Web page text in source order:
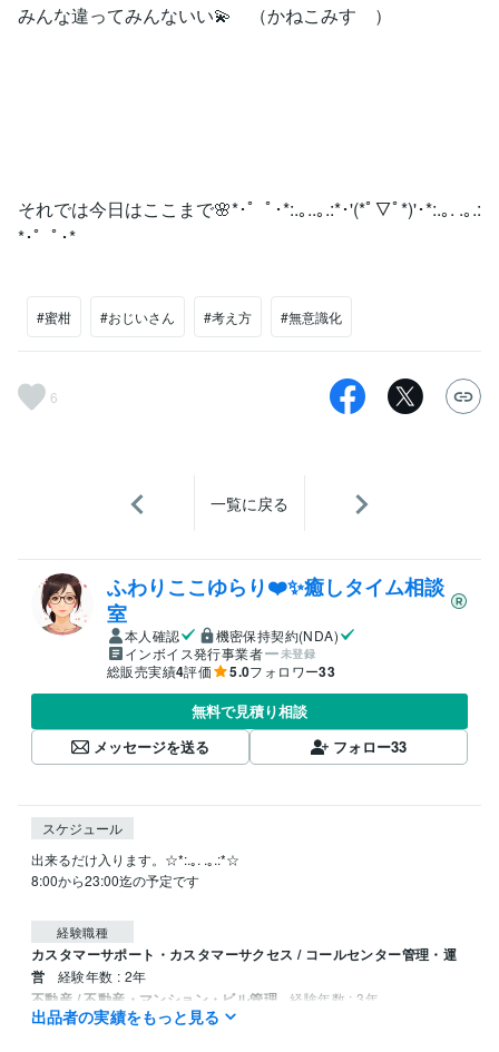
みんな違ってみんないい💫 （かねこみすゞ）
それでは今日はここまで🌸*･゜ﾟ･*:.｡..｡.:*･'(*ﾟ▽ﾟ*)'･*:.｡. .｡.:
*･゜ﾟ･*
#蜜柑 #おじいさん #考え方 #無意識化
6
一覧に戻る
ふわりここゆらり❤️✨癒しタイム相談
室
本人確認
機密保持契約(NDA)
インボイス発行事業者
未登録
総販売実績4評価 5.0フォロワー33
無料で見積り相談
メッセージを送る
フォロー33
スケジュール
出来るだけ入ります。☆*:.｡. .｡.:*☆
8:00から23:00迄の予定です
経験職種
カスタマーサポート・カスタマーサクセス / コールセンター管理・運
営
経験年数 : 2年
不動産 / 不動産・マンション・ビル管理 経験年数 : 3年
ライフスタイル・その他 / その他
出品者の実績をもっと見る